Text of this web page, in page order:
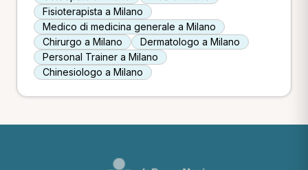
Fisioterapista a Milano
Medico di medicina generale a Milano
Chirurgo a Milano
Dermatologo a Milano
Personal Trainer a Milano
Chinesiologo a Milano